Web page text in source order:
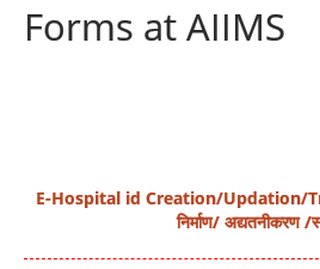
Forms at AIIMS
E-Hospital id Creation/Updation/
निर्माण/ अद्यतनीकरण /